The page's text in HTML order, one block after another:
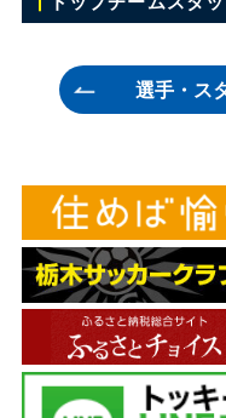
GK 50 ユ ヒョン
DF 4 藤原 広太朗
DF 7 菅 和範
DF 15 森下 怜哉
DF 18 坂田 良太
DF 22 メンデス
ヘッドコーチ 吉澤
GKコーチ 吉本 哲朗
チーフトレーナー 松
トレーナー 溝口 徹
トレーナー 榮 裕二郎
通訳 (ポルトガル語)
選手・ス